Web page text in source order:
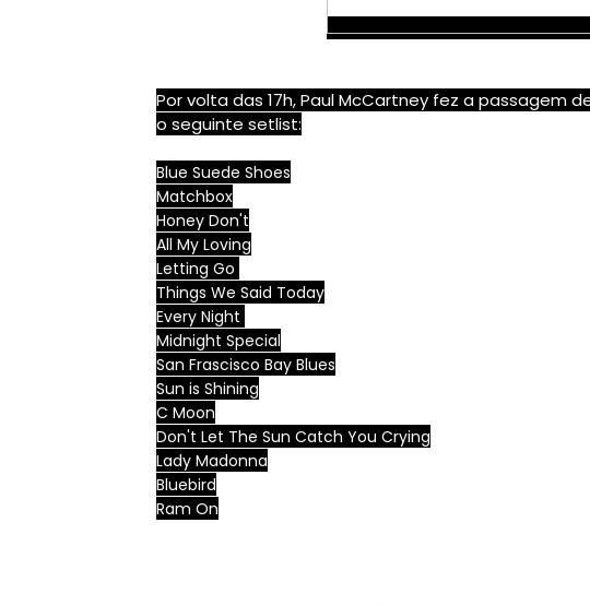
Por volta das 17h, Paul McCartney fez a passagem
o seguinte setlist:
Blue Suede Shoes
Matchbox
Honey Don't
All My Loving
Letting Go
Things We Said Today
Every Night
Midnight Special
San Frascisco Bay Blues
Sun is Shining
C Moon
Don't Let The Sun Catch You Crying
Lady Madonna
Bluebird
Ram On